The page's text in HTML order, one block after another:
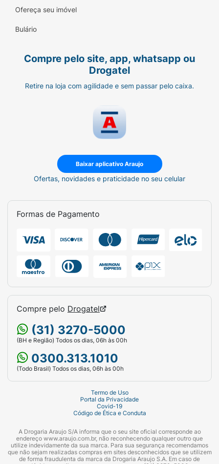
Ofereça seu imóvel
Bulário
Compre pelo site, app, whatsapp ou
Drogatel
Retire na loja com agilidade e sem passar pelo caixa.
Baixar aplicativo Araujo
Ofertas, novidades e praticidade no seu celular
Formas de Pagamento
Compre pelo Drogatel
(31) 3270-5000
(BH e Região) Todos os dias, 06h às 00h
0300.313.1010
(Todo Brasil) Todos os dias, 06h às 00h
Termo de Uso
Portal da Privacidade
Covid-19
Código de Ética e Conduta
A Drogaria Araujo S/A informa que o seu site oficial corresponde ao
endereço www.araujo.com.br, não reconhecendo qualquer outro que
utilize indevidamente da sua marca. Para sua segurança recomendamos
que não sejam realizadas compras em sites desconhecidos que se utilizem
de forma fraudulenta da marca da Drogaria Araujo S.A. Em caso de